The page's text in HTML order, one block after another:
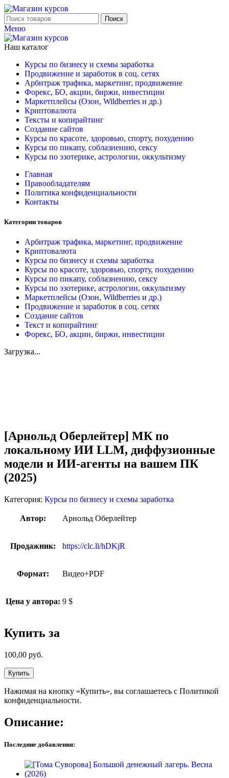
Поиск
Меню
Наш каталог
Курсы по бизнесу и схемы заработка
Продвижение и заработок в соц. сетях
Арбитраж трафика, маркетинг, продвижение
Форекс, БО, акции, биржи, инвестиции
Маркетплейсы (Озон, Wildberries и др.)
Криптовалюта
Тексты и копирайтинг
Создание сайтов
Курсы по красоте, здоровью, спорту, похудению
Курсы по пикапу, соблазнению, сексу
Курсы по эзотерике, астрологии, оккультизму
Главная
Правообладателям
Политика конфиденциальности
Контакты
Категории товаров
Арбитраж трафика, маркетинг, продвижение
Криптовалюта
Курсы по бизнесу и схемы заработка
Курсы по красоте, здоровью, спорту, похудению
Курсы по пикапу, соблазнению, сексу
Курсы по эзотерике, астрологии, оккультизму
Маркетплейсы (Озон, Wildberries и др.)
Продвижение и заработок в соц. сетях
Создание сайтов
Текст и копирайтинг
Форекс, БО, акции, биржи, инвестиции
Загрузка...
[Арнольд Оберлейтер] МК по
локальному ИИ LLM, диффузионные
модели и ИИ-агенты на вашем ПК
(2025)
Категория: Курсы по бизнесу и схемы заработка
Автор: Арнольд Оберлейтер
Продажник: https://clc.li/hDKjR
Формат: Видео+PDF
Цена у автора: 9 $
Купить за
100,00 руб.
Купить
Нажимая на кнопку «Купить», вы соглашаетесь с Политикой
конфиденциальности.
Описание:
Последние добавления: